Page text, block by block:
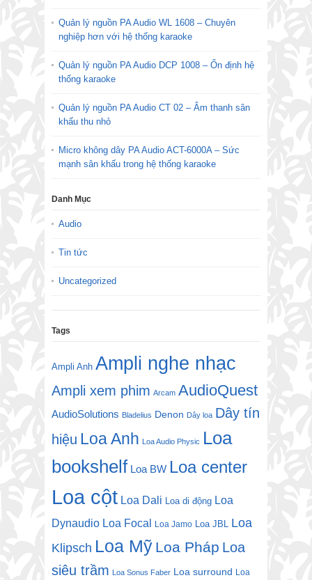
Quản lý nguồn PA Audio WL 1608 – Chuyên
nghiệp hơn với hệ thống karaoke
Quản lý nguồn PA Audio DCP 1008 – Ổn định hệ
thống karaoke
Quản lý nguồn PA Audio CT 02 – Âm thanh sân
khấu thu nhỏ
Micro không dây PA Audio ACT-6000A – Sức
mạnh sân khấu trong hệ thống karaoke
Danh Mục
Audio
Tin tức
Uncategorized
Tags
Ampli Anh Ampli nghe nhạc
Ampli xem phim Arcam AudioQuest
AudioSolutions Bladelius Denon Dây loa Dây tín
hiệu Loa Anh Loa Audio Physic Loa
bookshelf Loa BW Loa center
Loa cột Loa Dali Loa di động Loa
Dynaudio Loa Focal Loa Jamo Loa JBL
Loa
Klipsch Loa Mỹ Loa Pháp Loa
siêu trầm Loa Sonus Faber Loa surround Loa